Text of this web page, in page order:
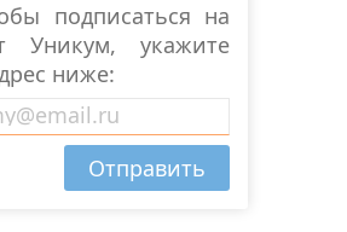
подписаться на
Уникум, укажите
ниже: